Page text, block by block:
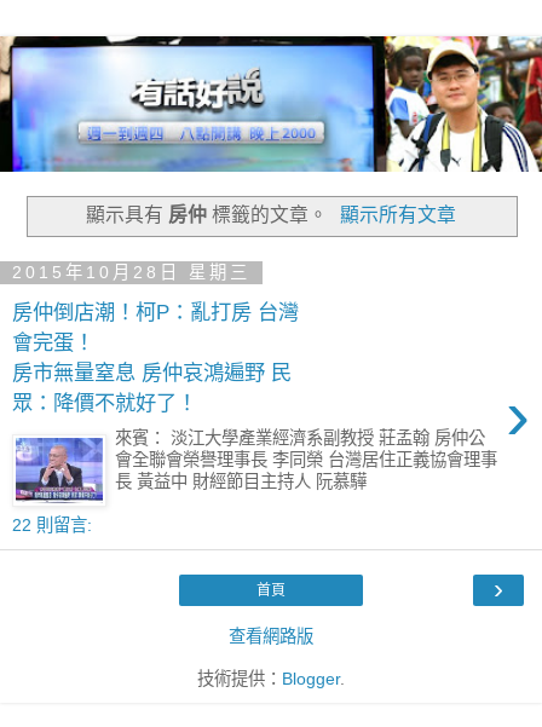
顯示具有 房仲標籤的文章。 顯示所有文章
2015年10月28日 星期三
房仲倒店潮！柯P：亂打房 台灣
會完蛋！
房市無量窒息 房仲哀鴻遍野 民
眾：降價不就好了！
›
來賓： 淡江大學產業經濟系副教授 莊孟翰 房仲公
會全聯會榮譽理事長 李同榮 台灣居住正義協會理事
長 黃益中 財經節目主持人 阮慕驊
22 則留言:
›
首頁
查看網路版
技術提供： Blogger.